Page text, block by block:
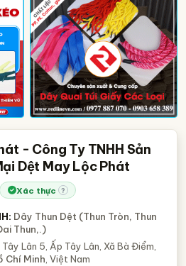
- Công Ty TNHH Sản
Dệt May Lộc Phát
Xác thực ?
Dây Thun Dệt (Thun Tròn, Thun
Thun,.)
Lân 5, Ấp Tây Lân, Xã Bà Điểm,
Chí Minh, Việt Nam